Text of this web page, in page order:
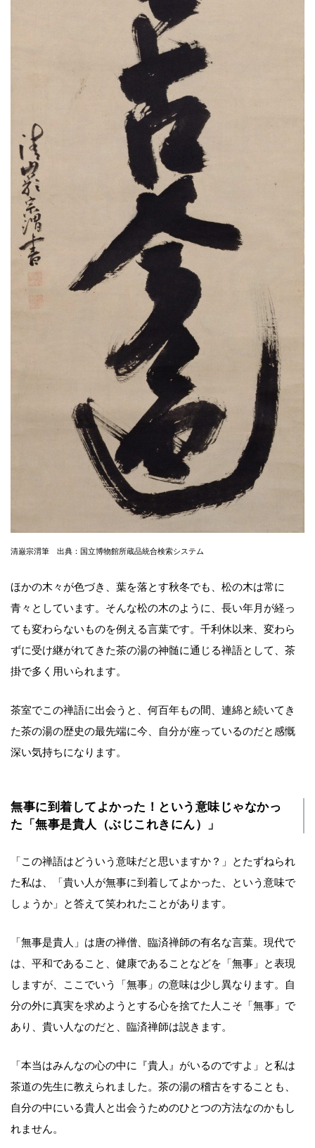
清巌宗渭筆 出典：国立博物館所蔵品統合検索システム
ほかの木々が色づき、葉を落とす秋冬でも、松の木は常に
青々としています。そんな松の木のように、長い年月が経っ
ても変わらないものを例える言葉です。千利休以来、変わら
ずに受け継がれてきた茶の湯の神髄に通じる禅語として、茶
掛で多く用いられます。
茶室でこの禅語に出会うと、何百年もの間、連綿と続いてき
た茶の湯の歴史の最先端に今、自分が座っているのだと感慨
深い気持ちになります。
無事に到着してよかった！という意味じゃなかっ
た「無事是貴人（ぶじこれきにん）」
「この禅語はどういう意味だと思いますか？」とたずねられ
た私は、「貴い人が無事に到着してよかった、という意味で
しょうか」と答えて笑われたことがあります。
「無事是貴人」は唐の禅僧、臨済禅師の有名な言葉。現代で
は、平和であること、健康であることなどを「無事」と表現
しますが、ここでいう「無事」の意味は少し異なります。自
分の外に真実を求めようとする心を捨てた人こそ「無事」で
あり、貴い人なのだと、臨済禅師は説きます。
「本当はみんなの心の中に『貴人』がいるのですよ」と私は
茶道の先生に教えられました。茶の湯の稽古をすることも、
自分の中にいる貴人と出会うためのひとつの方法なのかもし
れません。